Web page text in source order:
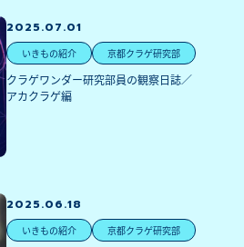
2025.07.01
いきもの紹介 京都クラゲ研究部
クラゲワンダー研究部員の観察日誌／
アカクラゲ編
2025.06.18
いきもの紹介 京都クラゲ研究部